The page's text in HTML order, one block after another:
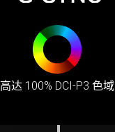
高达 100% DCI-P3 色域